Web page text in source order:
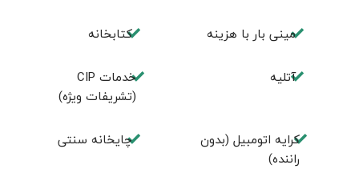
مینی بار با هزینه كتابخانه
آتلیه
خدمات CIP
(تشریفات ویژه)
کرایه اتومبیل (بدون
راننده)
چايخانه سنتی